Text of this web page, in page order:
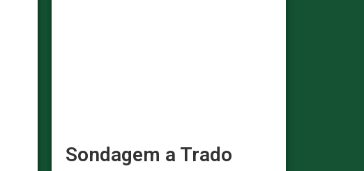
Sondagem a Trado